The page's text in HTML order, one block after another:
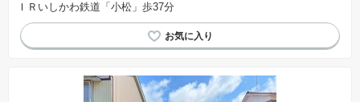
ＩＲいしかわ鉄道「小松」歩37分